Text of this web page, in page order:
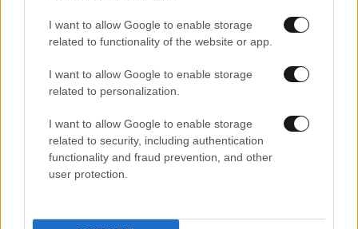
I want to allow Google to enable storage
related to functionality of the website or app.
I want to allow Google to enable storage
related to personalization.
I want to allow Google to enable storage
related to security, including authentication
functionality and fraud prevention, and other
user protection.
23·07·2025 12:48
Η εξομολόγηση που είχε κάνει ο Όζι Όσμπορν για τη
σύζυγό του: «Τη χτυπούσα, έκανα φρικτά πράγματα και
εκείνη μου έσωζε τη ζωή»